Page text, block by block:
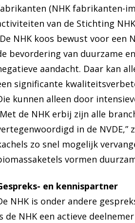
(NHK fabrikanten-
van de Stichting
NHK koos bewust voor een
bevordering van duurzame
aandacht. Daar kan
significante
kunnen alleen door
de NHK erbij zijn alle
in de NVDE,”
zo snel mogelijk
vormen
en kennispartner
NHK is onder andere
de NHK een actieve